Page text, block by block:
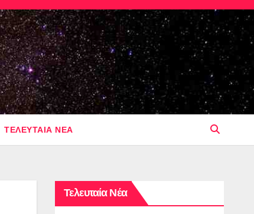
ΤΕΛΕΥΤΑΙΑ ΝΕΑ
Τελευταία Νέα